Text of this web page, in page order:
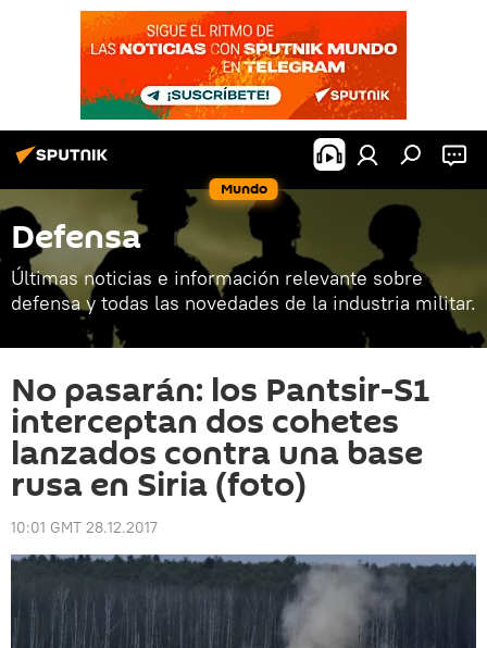
Mundo
Defensa
Últimas noticias e información relevante sobre
defensa y todas las novedades de la industria militar.
No pasarán: los Pantsir-S1
interceptan dos cohetes
lanzados contra una base
rusa en Siria (foto)
10:01 GMT 28.12.2017